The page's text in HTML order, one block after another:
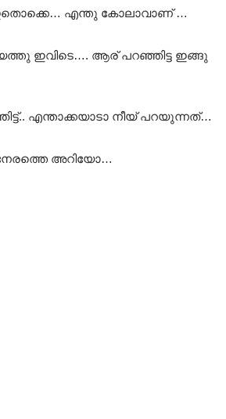
ഇതൊക്കെ… എന്തു കോലാവാണ് …
ഇവിടെ…. ആര് പറഞ്ഞിട്ട ഇങ്ങു
എന്താക്കയാടാ നീയ് പറയുന്നത്…
അറിയോ…